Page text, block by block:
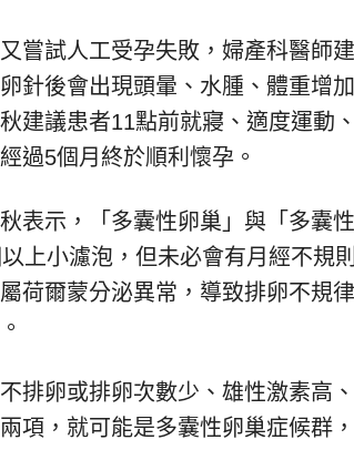
嘗試人工受孕失敗，婦產科醫師
針後會出現頭暈、水腫、體重增
建議患者11點前就寢、適度運動
過5個月終於順利懷孕。
表示，「多囊性卵巢」與「多囊
上小濾泡，但未必會有月經不規
荷爾蒙分泌異常，導致排卵不規
排卵或排卵次數少、雄性激素高
項，就可能是多囊性卵巢症候群